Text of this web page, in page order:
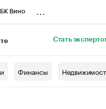
Вино
Стать
Финансы